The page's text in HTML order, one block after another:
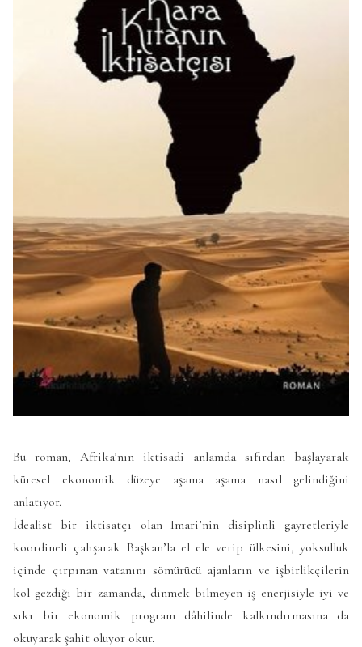
Bu roman, Afrika’nın iktisadi anlamda sıfırdan başlayarak
küresel ekonomik düzeye aşama aşama nasıl gelindiğini
anlatıyor.
İdealist bir iktisatçı olan Imari’nin disiplinli gayretleriyle
koordineli çalışarak Başkan’la el ele verip ülkesini, yoksulluk
içinde çırpınan vatanını sömürücü ajanların ve işbirlikçilerin
kol gezdiği bir zamanda, dinmek bilmeyen iş enerjisiyle iyi ve
sıkı bir ekonomik program dâhilinde kalkındırmasına da
okuyarak şahit oluyor okur.